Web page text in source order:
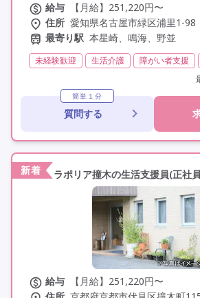
給与
【月給】251,220円〜
住所 愛知県名古屋市緑区浦里1-98
最寄り駅 本星崎、鳴海、野並
未経験歓迎 生活介護 障がい者支援
初任者研修(ヘルパー2級)
その他
日
夜勤なし
常勤 非常勤
オープニ
社会保険完備
交通
学歴不問
定年60歳以上 定年65歳以上
資格取得支援
簡単１分
質問する
新着 ラポリア撞木の生活支援員(正社
給与
【月給】251,220円〜